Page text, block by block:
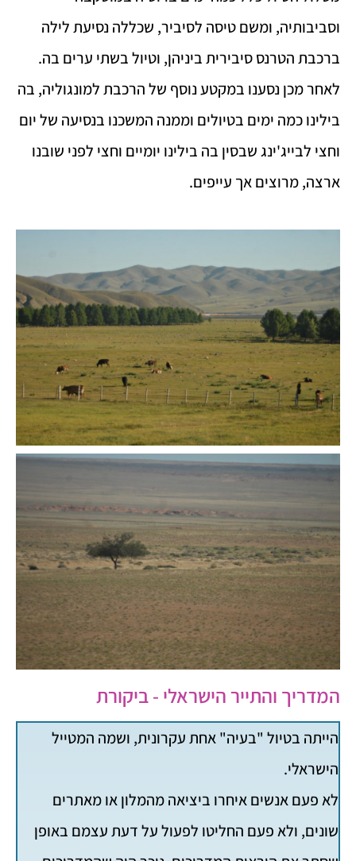
וסביבותיה, ומשם טיסה לסיביר, שכללה נסיעת לילה
ברכבת הטרנס סיבירית ביניהן, וטיול בשתי ערים בה.
לאחר מכן נסענו במקטע נוסף של הרכבת למונגוליה, בה
בילינו כמה ימים בטיולים וממנה המשכנו בנסיעה של יום
וחצי לבייג'ינג שבסין בה בילינו יומיים וחצי לפני שובנו
ארצה, מרוצים אך עייפים.
המדריך והתייר הישראלי - ביקורת
הייתה בטיול "בעיה" אחת עקרונית, ושמה המטייל
הישראלי.
לא פעם אנשים איחרו ביציאה מהמלון או מאתרים
שונים, ולא פעם החליטו לפעול על דעת עצמם באופן